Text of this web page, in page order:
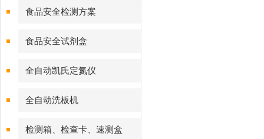
食品安全检测方案
食品安全试剂盒
全自动凯氏定氮仪
全自动洗板机
检测箱、检查卡、速测盒